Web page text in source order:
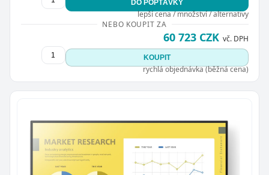
DO POPTÁVKY
lepší cena / množství / alternativy
NEBO KOUPIT ZA
60 723 CZK vč. DPH
KOUPIT
rychlá objednávka (běžná cena)